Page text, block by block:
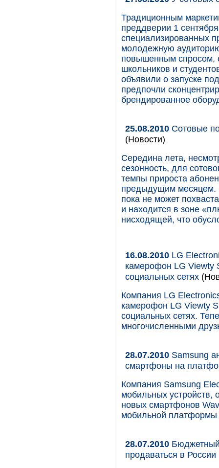
Традиционным
преддверии 1
специализированных
молодежную
повышенным спросом,
школьников и
объявили о запуске
предпочли
брендированное
25.08.2010 Сотовые
(Новости)
Середина лета,
сезонность, для
темпы прироста
предыдущим месяцем.
пока не может
и находится в зоне
нисходящей, что
16.08.2010 LG
камерофон LG Viewty
социальных сетях
Компания LG
камерофон LG Viewty
социальных сетях.
многочисленными
28.07.2010 Samsung
смартфоны на
Компания Samsung
мобильных устройств,
новых смартфонов
мобильной платформы
28.07.2010
продаваться в России